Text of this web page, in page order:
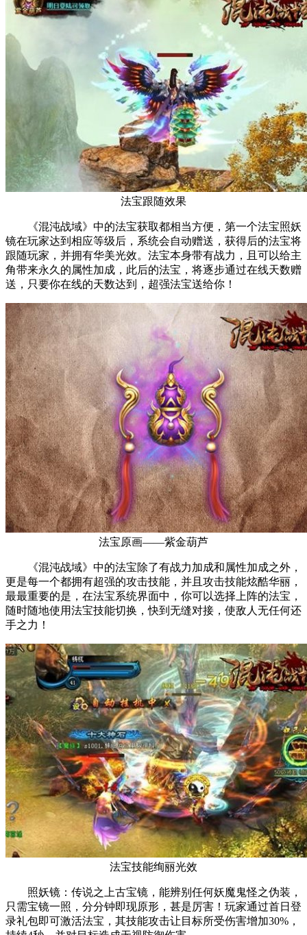
法宝跟随效果
《混沌战域》中的法宝获取都相当方便，第一个法宝照妖
镜在玩家达到相应等级后，系统会自动赠送，获得后的法宝将
跟随玩家，并拥有华美光效。法宝本身带有战力，且可以给主
角带来永久的属性加成，此后的法宝，将逐步通过在线天数赠
送，只要你在线的天数达到，超强法宝送给你！
法宝原画——紫金葫芦
《混沌战域》中的法宝除了有战力加成和属性加成之外，
更是每一个都拥有超强的攻击技能，并且攻击技能炫酷华丽，
最最重要的是，在法宝系统界面中，你可以选择上阵的法宝，
随时随地使用法宝技能切换，快到无缝对接，使敌人无任何还
手之力！
法宝技能绚丽光效
照妖镜：传说之上古宝镜，能辨别任何妖魔鬼怪之伪装，
只需宝镜一照，分分钟即现原形，甚是厉害！玩家通过首日登
录礼包即可激活法宝，其技能攻击让目标所受伤害增加30%，